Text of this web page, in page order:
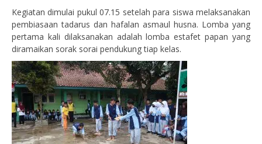
Kegiatan dimulai pukul 07.15 setelah para siswa melaksanakan
pembiasaan tadarus dan hafalan asmaul husna. Lomba yang
pertama kali dilaksanakan adalah lomba estafet papan yang
diramaikan sorak sorai pendukung tiap kelas.